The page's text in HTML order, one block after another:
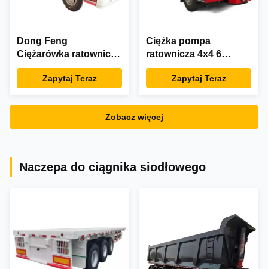
Dong Feng
Ciężarówka ratownicza
z suchym proszkiem
Lekka ciężarówka ODM
Zapytaj Teraz
Ciężka pompa
ratownicza 4x4 6
cylindrów Ciężarówka
straży pożarnej
Zapytaj Teraz
Zobacz więcej
Naczepa do ciągnika siodłowego